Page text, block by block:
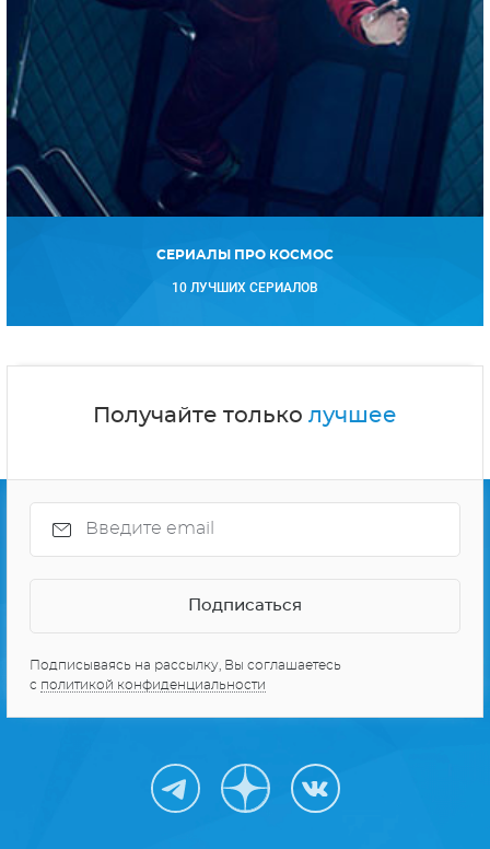
СЕРИАЛЫ ПРО КОСМОС
10 ЛУЧШИХ СЕРИАЛОВ
Получайте только лучшее
Подписываясь на рассылку, Вы соглашаетесь
с политикой конфиденциальности